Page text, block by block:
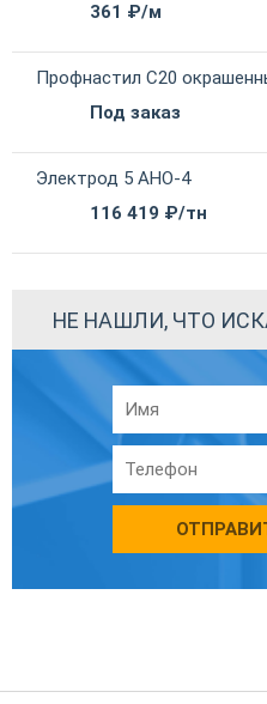
361 ₽/м
Профнастил С20
Под заказ
Электрод 5 АНО-4
116 419 ₽/тн
НЕ НАШЛИ, ЧТО